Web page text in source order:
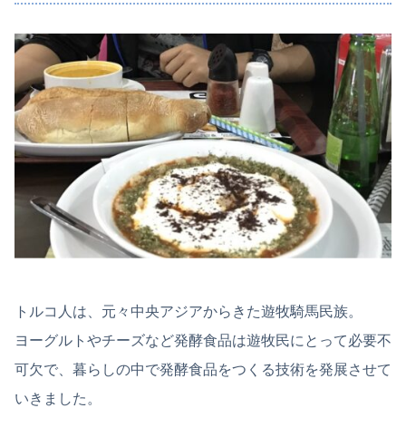
トルコ人は、元々中央アジアからきた遊牧騎馬民族。
ヨーグルトやチーズなど発酵食品は遊牧民にとって必要不
可欠で、暮らしの中で発酵食品をつくる技術を発展させて
いきました。